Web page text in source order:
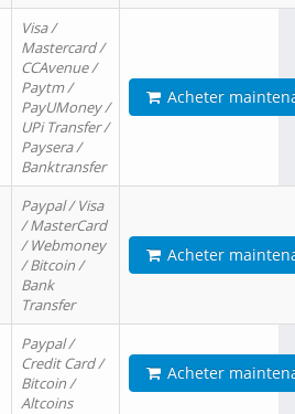
Visa /
Mastercard /
CCAvenue /
Paytm /
PayUMoney /
UPi Transfer /
Paysera /
Banktransfer
Acheter
Paypal / Visa
/ MasterCard
/ Webmoney
/ Bitcoin /
Bank
Transfer
Acheter
Paypal /
Credit Card /
Bitcoin /
Altcoins
Acheter